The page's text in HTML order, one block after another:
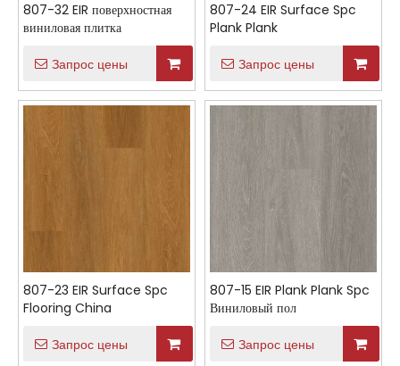
807-32 EIR поверхностная
виниловая плитка
Запрос цены
807-24 EIR Surface Spc
Plank Plank
Запрос цены
807-23 EIR Surface Spc
Flooring China
Запрос цены
807-15 EIR Plank Plank Spc
Виниловый пол
Запрос цены